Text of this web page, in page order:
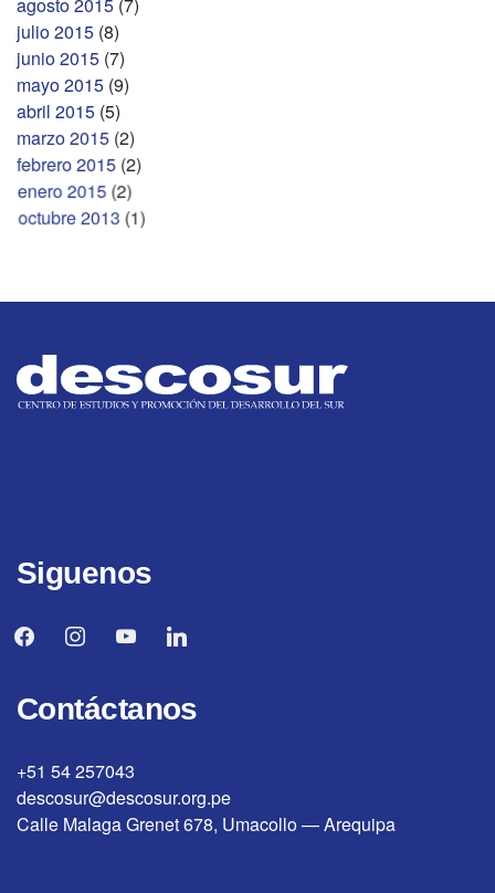
agosto 2015 (7)
julio 2015 (8)
junio 2015 (7)
mayo 2015 (9)
abril 2015 (5)
marzo 2015 (2)
febrero 2015 (2)
enero 2015 (2)
octubre 2013 (1)
Siguenos
facebookinstagramyoutubelinkedin
Contáctanos
+51 54 257043
descosur@descosur.org.pe
Calle Malaga Grenet 678, Umacollo — Arequipa